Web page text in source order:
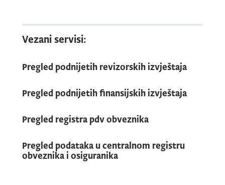
Vezani servisi:
Pregled podnijetih revizorskih izvještaja
Pregled podnijetih finansijskih izvještaja
Pregled registra pdv obveznika
Pregled podataka u centralnom registru
obveznika i osiguranika